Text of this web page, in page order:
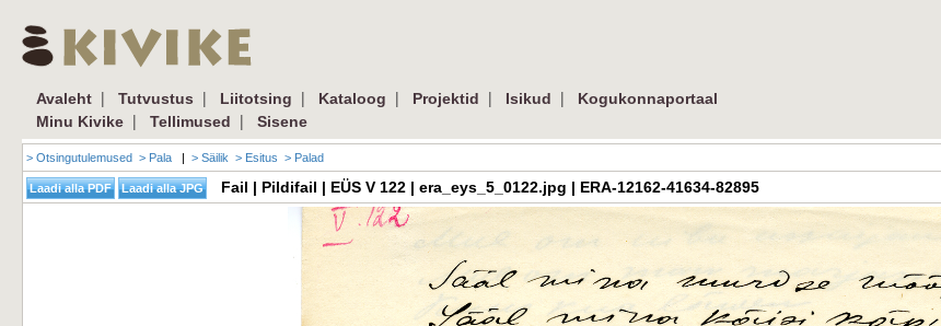
Avaleht | Tutvustus | Liitotsing | Kataloog | Projektid | Isikud |
Kogukonnaportaal
Minu Kivike | Tellimused | Sisene
> Otsingutulemused > Pala | > Säilik > Esitus > Palad
Fail | Pildifail | EÜS V 122 | era_eys_5_0122.jpg | ERA-12162-41634-82895